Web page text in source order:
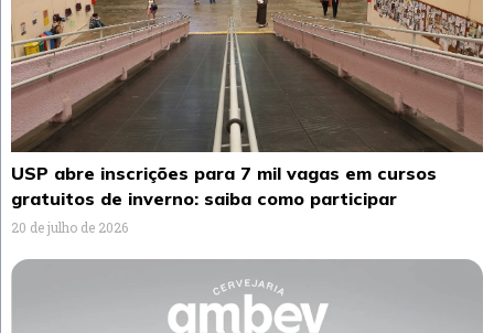
USP abre inscrições para 7 mil vagas em cursos
gratuitos de inverno: saiba como participar
20 de julho de 2026